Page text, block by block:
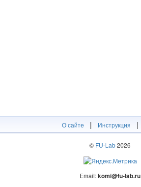
О сайте | Инструкция |
© FU-Lab2026
Email:komi@fu-lab.ru